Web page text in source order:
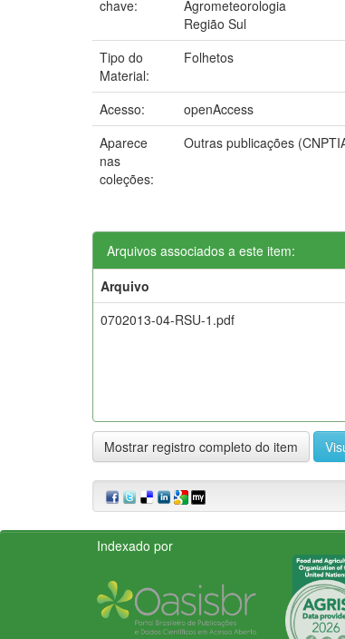
chave:
Agrometeorologia
Região Sul
Tipo do
Material:
Folhetos
Acesso:
openAccess
Aparece
nas
coleções:
Outras publicações
Arquivos associados a este item:
Arquivo
0702013-04-RSU-1.pdf
Mostrar registro completo do item
Indexado por